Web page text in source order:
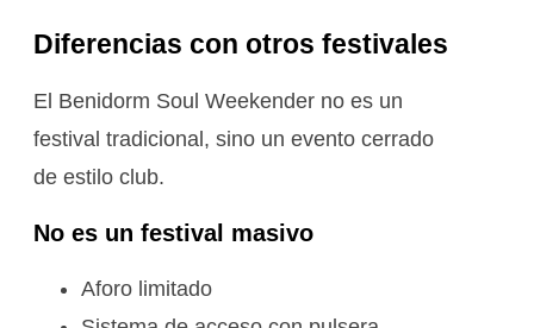
Diferencias con otros festivales
El Benidorm Soul Weekender no es un
festival tradicional, sino un evento cerrado
de estilo club.
No es un festival masivo
Aforo limitado